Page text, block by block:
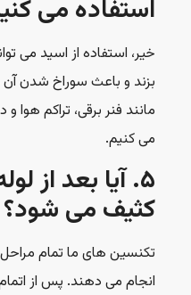
استفاده می
خیر، استفاده از اسید می
بزند و باعث سوراخ شدن
مانند فنر برقی، تراکم
می کنیم.
۵. آیا بعد از
کثیف می شود؟
تکنسین های ما تمام مراحل
انجام می دهند. پس از